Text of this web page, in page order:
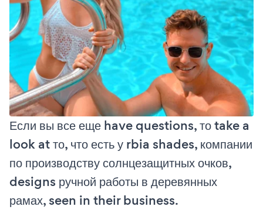
Если вы все еще have questions, то take a
look at то, что есть у rbia shades, компании
по производству солнцезащитных очков,
designs ручной работы в деревянных
рамах, seen in their business.